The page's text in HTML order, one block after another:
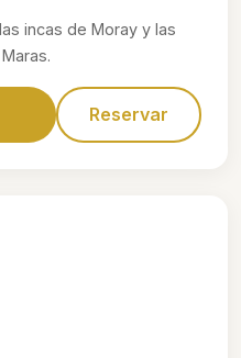
incas de Moray y las
Reservar